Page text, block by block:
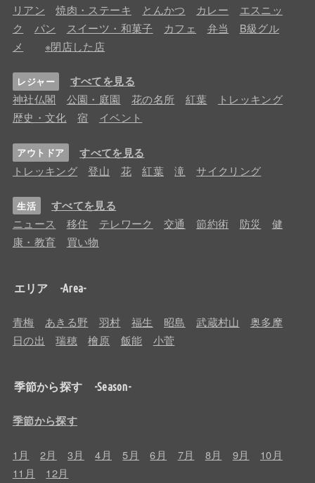
リアン
焼肉・ステーキ とんかつ カレー
エスニッ
ク
パン スイーツ・和菓子 カフェ 弁当
B級グル
メ
※閉店した店
レジャー すべてを見る
神社仏閣 公園・庭園 花の名所 紅葉
トレッキング
歴史・文化
宿 イベント
アウトドア すべてを見る
トレッキング 登山 花 紅葉 滝 サイクリング
生活 すべてを見る
ニュース 移住 テレワーク 交通 節約術 防災
健
康・教育
買い物
エリア -Area-
青梅 あきる野 羽村 福生 昭島 武蔵村山
奥多摩
日の出
瑞穂 檜原 飯能 小菅
季節から探す -Season-
季節から探す
1月 2月 3月 4月 5月 6月 7月 8月 9月
10月
11月
12月